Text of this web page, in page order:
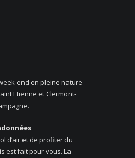
end en pleine nature
Etienne et Clermont-
d’air et de profiter du
est fait pour vous. La